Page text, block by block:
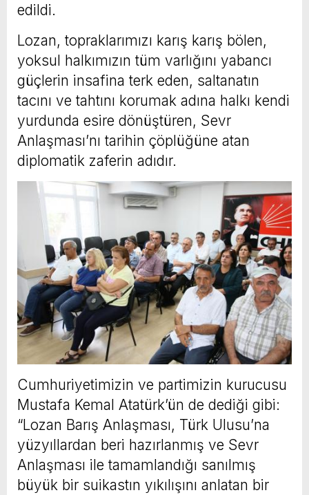
edildi.
Lozan, topraklarımızı karış karış bölen,
yoksul halkımızın tüm varlığını yabancı
güçlerin insafina terk eden, saltanatın
tacını ve tahtını korumak adına halkı kendi
yurdunda esire dönüştüren, Sevr
Anlaşması’nı tarihin çöplüğüne atan
diplomatik zaferin adıdır.
Cumhuriyetimizin ve partimizin kurucusu
Mustafa Kemal Atatürk’ün de dediği gibi:
“Lozan Barış Anlaşması, Türk Ulusu’na
yüzyıllardan beri hazırlanmış ve Sevr
Anlaşması ile tamamlandığı sanılmış
büyük bir suikastın yıkılışını anlatan bir